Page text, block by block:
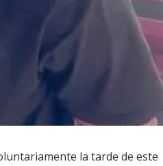
la tarde de este